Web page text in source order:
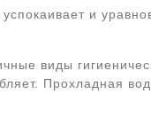
и
виды
Прохладная